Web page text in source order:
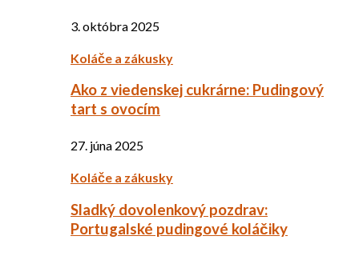
3. októbra 2025
Koláče a zákusky
Ako z viedenskej cukrárne: Pudingový
tart s ovocím
27. júna 2025
Koláče a zákusky
Sladký dovolenkový pozdrav:
Portugalské pudingové koláčiky